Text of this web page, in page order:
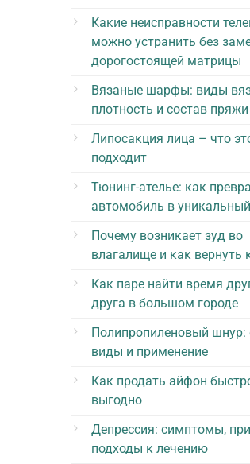
Какие неисправности
можно устранить без
дорогостоящей матрицы
Вязаные шарфы: виды
плотность и состав пряжи
Липосакция лица – что
подходит
Тюнинг-ателье: как
автомобиль в
Почему возникает зуд во
влагалище и как вернуть
Как паре найти время
друга в большом городе
Полипропиленовый шнур:
виды и применение
Как продать айфон
выгодно
Депрессия: симптомы,
подходы к лечению